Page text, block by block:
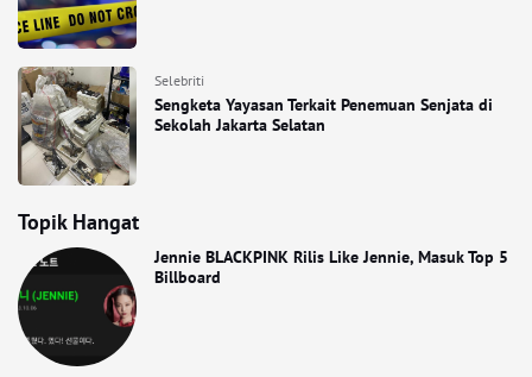
Selebriti
Sengketa Yayasan Terkait Penemuan Senjata di
Sekolah Jakarta Selatan
Topik Hangat
Jennie BLACKPINK Rilis Like Jennie, Masuk Top 5
Billboard